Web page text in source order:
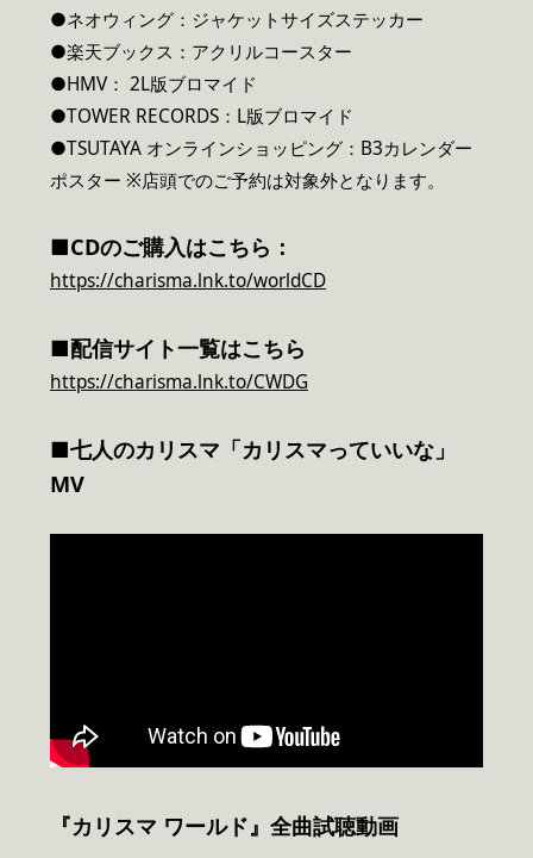
●ネオウィング：ジャケットサイズステッカー
●楽天ブックス：アクリルコースター
●HMV： 2L版ブロマイド
●TOWER RECORDS：L版ブロマイド
●TSUTAYA オンラインショッピング：B3カレンダー
ポスター ※店頭でのご予約は対象外となります。
■CDのご購入はこちら：
https://charisma.lnk.to/worldCD
■配信サイト一覧はこちら
https://charisma.lnk.to/CWDG
■七人のカリスマ「カリスマっていいな」
MV
『カリスマ ワールド』全曲試聴動画